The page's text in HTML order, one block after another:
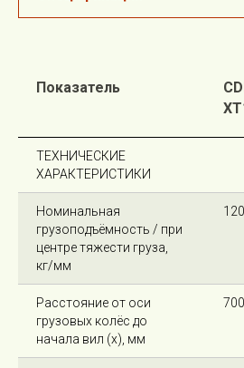
Показатель
ТЕХНИЧЕСКИЕ
ХАРАКТЕРИСТИКИ
Номинальная
грузоподъёмность / при
центре тяжести груза,
кг/мм
Расстояние от оси
грузовых колёс до
начала вил (x), мм
700